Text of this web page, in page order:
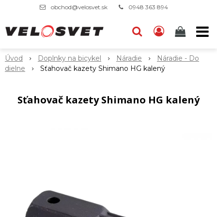
obchod@velosvet.sk 0948 363 894
Úvod Doplnky na bicykel Náradie
Náradie - Do
dielne
Sťahovač kazety Shimano HG kalený
Sťahovač kazety Shimano HG kalený